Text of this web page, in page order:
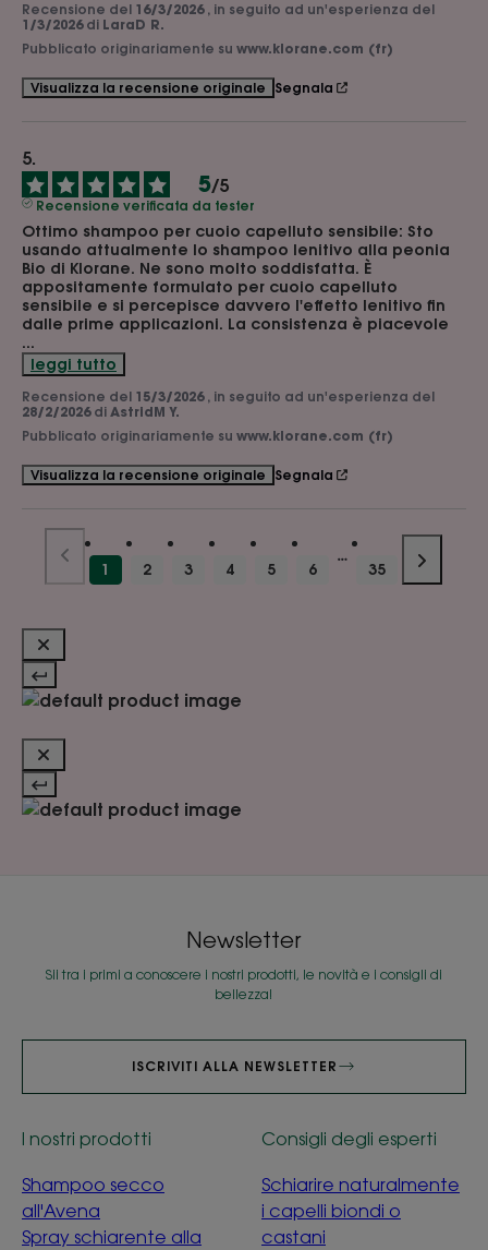
Recensione del 16/3/2026 , in seguito ad un'esperienza del
1/3/2026 di LaraD R.
Pubblicato originariamente su www.klorane.com (fr)
Visualizza la recensione originale Segnala
5/5
Recensione verificata da tester
Ottimo shampoo per cuoio capelluto sensibile: Sto
usando attualmente lo shampoo lenitivo alla peonia
Bio di Klorane. Ne sono molto soddisfatta. È
appositamente formulato per cuoio capelluto
sensibile e si percepisce davvero l'effetto lenitivo fin
...
leggi tutto
Recensione del 15/3/2026 , in seguito ad un'esperienza del
28/2/2026 di AstridM Y.
Pubblicato originariamente su www.klorane.com (fr)
Visualizza la recensione originale Segnala
1 2 3 4 5 6 35
Newsletter
Sii tra i primi a conoscere i nostri prodotti, le novità e i consigli di
bellezza!
ISCRIVITI ALLA NEWSLETTER
I nostri prodotti
Shampoo secco
all'Avena
Spray schiarente alla
Consigli degli esperti
Schiarire naturalmente
i capelli biondi o
castani